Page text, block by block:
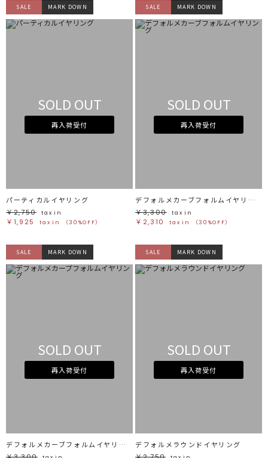
SALE MARK DOWN
SOLD OUT
再入荷受付
パーティカルイヤリング
￥2,750
tax in
￥1,925 tax in （30%OFF）
SALE MARK DOWN
SOLD OUT
再入荷受付
デフォルメカーブフォルムイヤリング
￥3,300
tax in
￥2,310 tax in （30%OFF）
SALE MARK DOWN
SOLD OUT
再入荷受付
デフォルメカーブフォルムイヤリング
SALE MARK DOWN
SOLD OUT
再入荷受付
デフォルメラウンドイヤリング